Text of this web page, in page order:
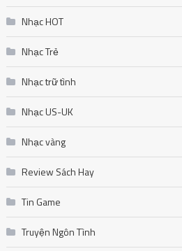
Nhạc HOT
Nhạc Trẻ
Nhạc trữ tình
Nhạc US-UK
Nhạc vàng
Review Sách Hay
Tin Game
Truyện Ngôn Tình